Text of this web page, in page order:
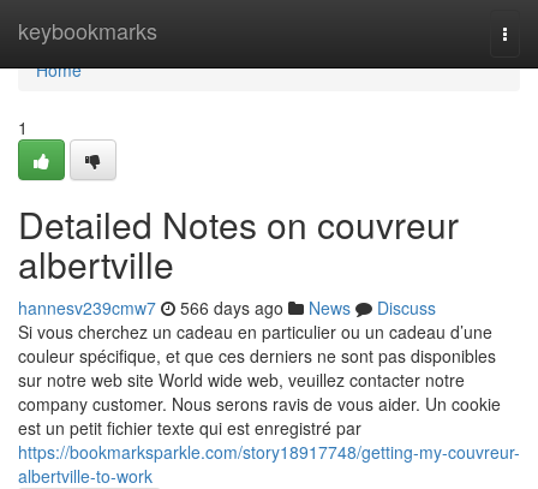
keybookmarks
Home
Home
1
Detailed Notes on couvreur
albertville
hannesv239cmw7 566 days ago News
Discuss
Si vous cherchez un cadeau en particulier ou un cadeau d’une
couleur spécifique, et que ces derniers ne sont pas disponibles
sur notre web site World wide web, veuillez contacter notre
company customer. Nous serons ravis de vous aider. Un cookie
est un petit fichier texte qui est enregistré par
https://bookmarksparkle.com/story18917748/getting-my-couvreur-
albertville-to-work